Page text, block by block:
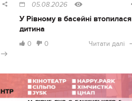
05.08.2026
У Рівному в басейні втопилася
дитина
0 0 Читати далі